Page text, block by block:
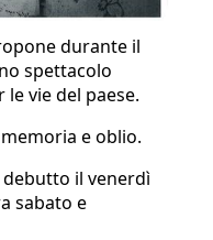
durante il
spettacolo
vie del paese.
e oblio.
il venerdì
sabato e